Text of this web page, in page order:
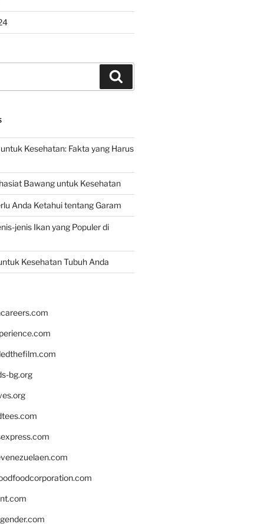
Kesehatan: Fakta yang Harus
Bawang untuk Kesehatan
Anda Ketahui tentang Garam
jenis Ikan yang Populer di
Kesehatan Tubuh Anda
bg.org